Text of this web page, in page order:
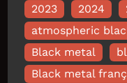
2023 2024
atmospheric
Black metal
Black metal